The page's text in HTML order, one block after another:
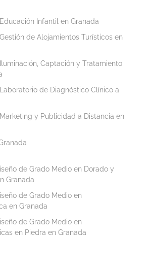
Infantil en Granada
de Alojamientos Turísticos en
Captación y Tratamiento
de Diagnóstico Clínico a
y Publicidad a Distancia en
de Grado Medio en Dorado y
Granada
de Grado Medio en
en Granada
de Grado Medio en
en Piedra en Granada